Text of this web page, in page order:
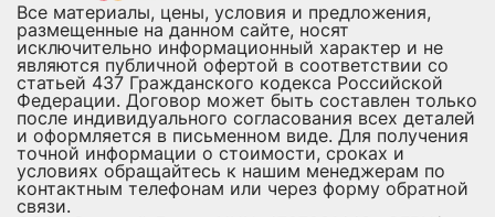
Все материалы, цены, условия и предложения,
размещенные на данном сайте, носят
исключительно информационный характер и не
являются публичной офертой в соответствии со
статьей 437 Гражданского кодекса Российской
Федерации. Договор может быть составлен только
после индивидуального согласования всех деталей
и оформляется в письменном виде. Для получения
точной информации о стоимости, сроках и
условиях обращайтесь к нашим менеджерам по
контактным телефонам или через форму обратной
связи.